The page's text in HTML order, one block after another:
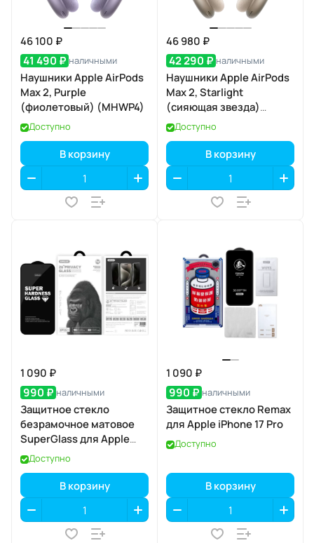
46 100 ₽
41 490 ₽ наличными
Наушники Apple AirPods
Max 2, Purple
(фиолетовый) (MHWP4)
Доступно
В корзину
46 980 ₽
42 290 ₽ наличными
Наушники Apple AirPods
Max 2, Starlight
(сияющая звезда)
(MHWL4)
Доступно
В корзину
1 090 ₽
990 ₽ наличными
Защитное стекло
безрамочное матовое
SuperGlass для Apple
iPhone 17 Pro
Доступно
В корзину
1 090 ₽
990 ₽ наличными
Защитное стекло Remax
для Apple iPhone 17 Pro
Доступно
В корзину